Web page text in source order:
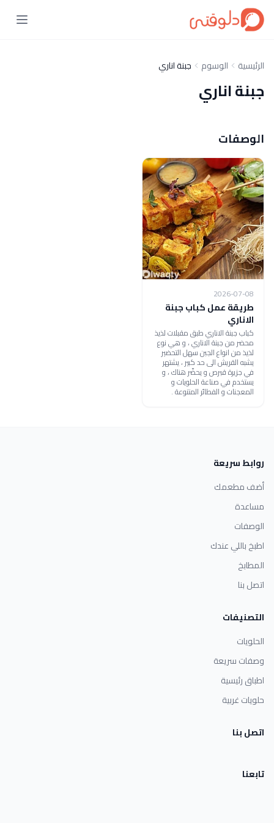
الرئيسية الوسوم جبنة اناري
جبنة اناري
الوصفات
2026-07-08
طريقة عمل كباب جبنة
الاناري
كباب جبنة الاناري طبق مقبلات لذيذ
محضر من جبنة الاناري ، و هي نوع
لذيذ من انواع الجبن سهل التحضير
يشبه القريش الى حد كبير ، يشتهر
في جزيرة قبرص و يحضّر هناك ، و
يستخدم في صناعة الحلويات و
المعجنات و الفطائر المتنوعة .
روابط سريعة
أضف مطعمك
مساعدة
الوصفات
اطبخ باللي عندك
المطابخ
اتصل بنا
التصنيفات
الحلويات
وصفات سريعة
اطباق رئيسية
حلويات غربية
اتصل بنا
تابعنا